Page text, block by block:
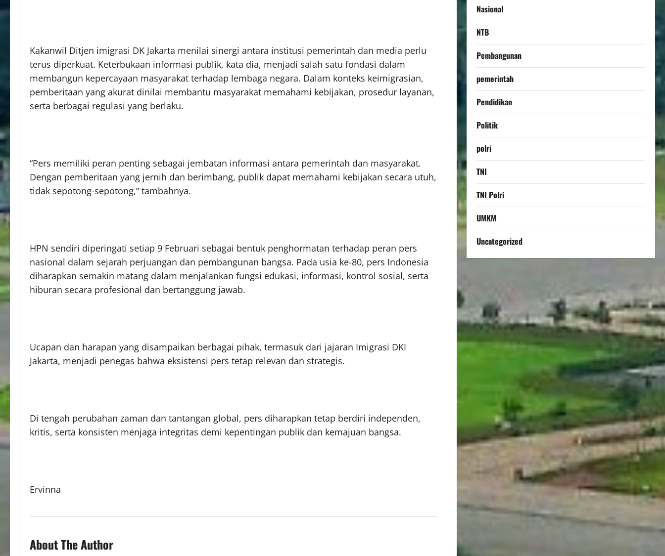
Kakanwil Ditjen imigrasi DK Jakarta menilai sinergi antara institusi pemerintah dan media perlu
terus diperkuat. Keterbukaan informasi publik, kata dia, menjadi salah satu fondasi dalam
membangun kepercayaan masyarakat terhadap lembaga negara. Dalam konteks keimigrasian,
pemberitaan yang akurat dinilai membantu masyarakat memahami kebijakan, prosedur layanan,
serta berbagai regulasi yang berlaku.
“Pers memiliki peran penting sebagai jembatan informasi antara pemerintah dan masyarakat.
Dengan pemberitaan yang jernih dan berimbang, publik dapat memahami kebijakan secara utuh,
tidak sepotong-sepotong,” tambahnya.
HPN sendiri diperingati setiap 9 Februari sebagai bentuk penghormatan terhadap peran pers
nasional dalam sejarah perjuangan dan pembangunan bangsa. Pada usia ke-80, pers Indonesia
diharapkan semakin matang dalam menjalankan fungsi edukasi, informasi, kontrol sosial, serta
hiburan secara profesional dan bertanggung jawab.
Ucapan dan harapan yang disampaikan berbagai pihak, termasuk dari jajaran Imigrasi DKI
Jakarta, menjadi penegas bahwa eksistensi pers tetap relevan dan strategis.
Di tengah perubahan zaman dan tantangan global, pers diharapkan tetap berdiri independen,
kritis, serta konsisten menjaga integritas demi kepentingan publik dan kemajuan bangsa.
Ervinna
About The Author
Nasional
NTB
Pembangunan
pemerintah
Pendidikan
Politik
polri
TNI
TNI Polri
UMKM
Uncategorized